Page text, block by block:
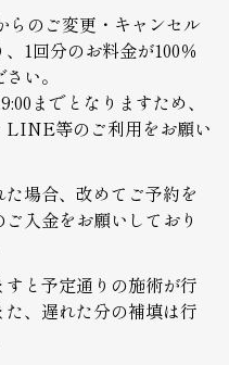
らのご変更・キャンセル
1回分のお料金が100％
い。
までとなりますため、
LINE等のご利用をお願い
場合、改めてご予約を
入金をお願いしており
と予定通りの施術が行
、遅れた分の補填は行